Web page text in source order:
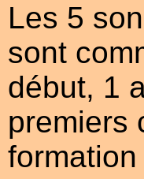
Les 5
sont
début, 1
premiers